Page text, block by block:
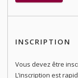
INSCRIPTION
Vous devez être
L’inscription est